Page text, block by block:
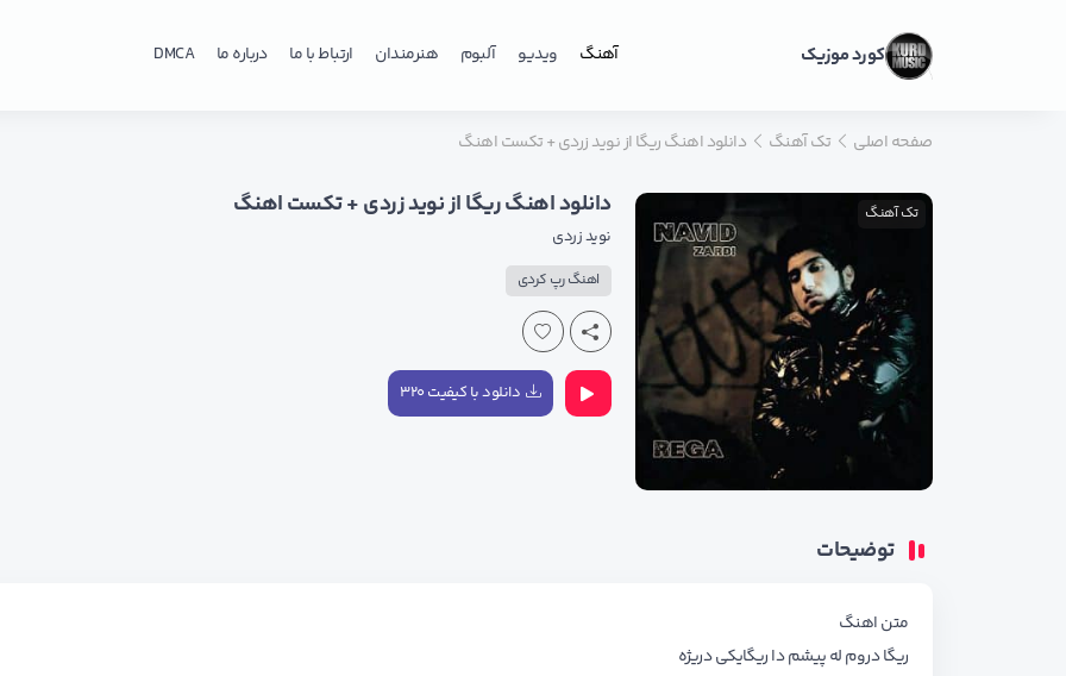
کورد موزیک آهنگ ویدیو آلبوم هنرمندان ارتباط با ما درباره ما DMCA
صفحه اصلی تک آهنگ دانلود اهنگ ریگا از نوید زردی + تکست اهنگ
تک آهنگ دانلود اهنگ ریگا از نوید زردی + تکست اهنگ
نوید زردی
اهنگ رپ کردی
دانلود با کیفیت ۳۲۰
توضیحات
متن اهنگ
ریگا دروم له پیشم دا ریگایکی دریژه